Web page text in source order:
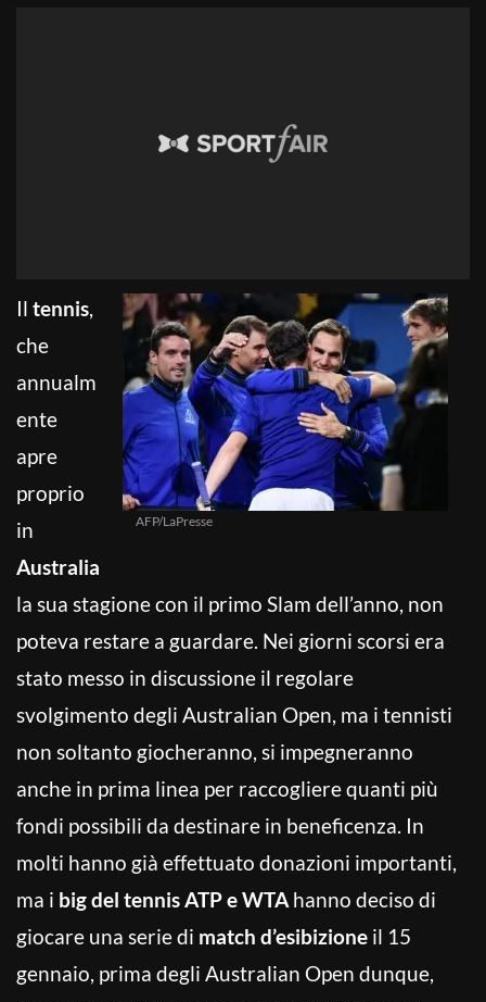
AFP/LaPresse
Il tennis,
che
annualm
ente
apre
proprio
in
Australia
la sua stagione con il primo Slam dell’anno, non
poteva restare a guardare. Nei giorni scorsi era
stato messo in discussione il regolare
svolgimento degli Australian Open, ma i tennisti
non soltanto giocheranno, si impegneranno
anche in prima linea per raccogliere quanti più
fondi possibili da destinare in beneficenza. In
molti hanno già effettuato donazioni importanti,
ma i big del tennis ATP e WTA hanno deciso di
giocare una serie di match d’esibizione il 15
gennaio, prima degli Australian Open dunque,